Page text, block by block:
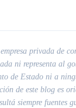
privada de
ni representa al
de Estado ni a
de este blog es
siempre fuentes